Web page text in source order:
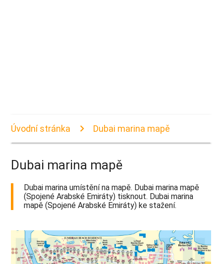
Úvodní stránka Dubai marina mapě
Dubai marina mapě
Dubai marina umístění na mapě. Dubai marina mapě
(Spojené Arabské Emiráty) tisknout. Dubai marina
mapě (Spojené Arabské Emiráty) ke stažení.